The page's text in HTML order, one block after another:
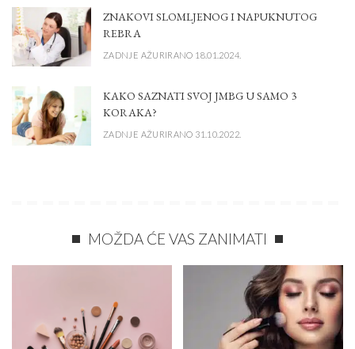
ZNAKOVI SLOMLJENOG I NAPUKNUTOG
REBRA
ZADNJE AŽURIRANO 18.01.2024.
KAKO SAZNATI SVOJ JMBG U SAMO 3
KORAKA?
ZADNJE AŽURIRANO 31.10.2022.
MOŽDA ĆE VAS ZANIMATI